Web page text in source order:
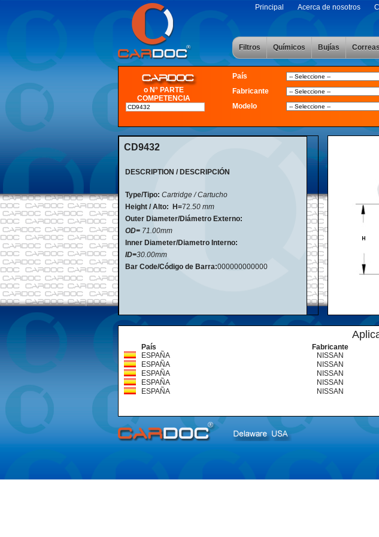
Principal Acerca de nosotros
Filtros Químicos Bujías
o N° PARTE
COMPETENCIA
País
Fabricante
Modelo
CD9432
DESCRIPTION / DESCRIPCIÓN
Type/Tipo: Cartridge / Cartucho
Height / Alto:
H=72.50 mm
Outer Diameter/Diámetro Externo:
OD= 71.00mm
Inner Diameter/Diametro Interno:
ID=30.00mm
Bar Code/Código de Barra:000000000000
País Fabricante
ESPAÑA
NISSAN
ESPAÑA
NISSAN
ESPAÑA
NISSAN
ESPAÑA
NISSAN
ESPAÑA
NISSAN